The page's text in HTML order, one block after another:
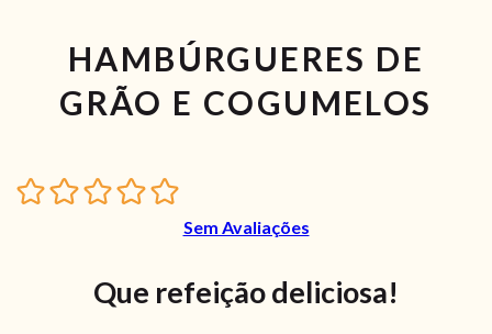
HAMBÚRGUERES DE
GRÃO E COGUMELOS
Sem Avaliações
Que refeição deliciosa!